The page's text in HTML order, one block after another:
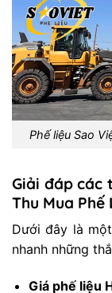
Phế liệu Sao
Giải đáp các
Thu Mua Phế
Dưới đây là
nhanh những
Giá phế liệu